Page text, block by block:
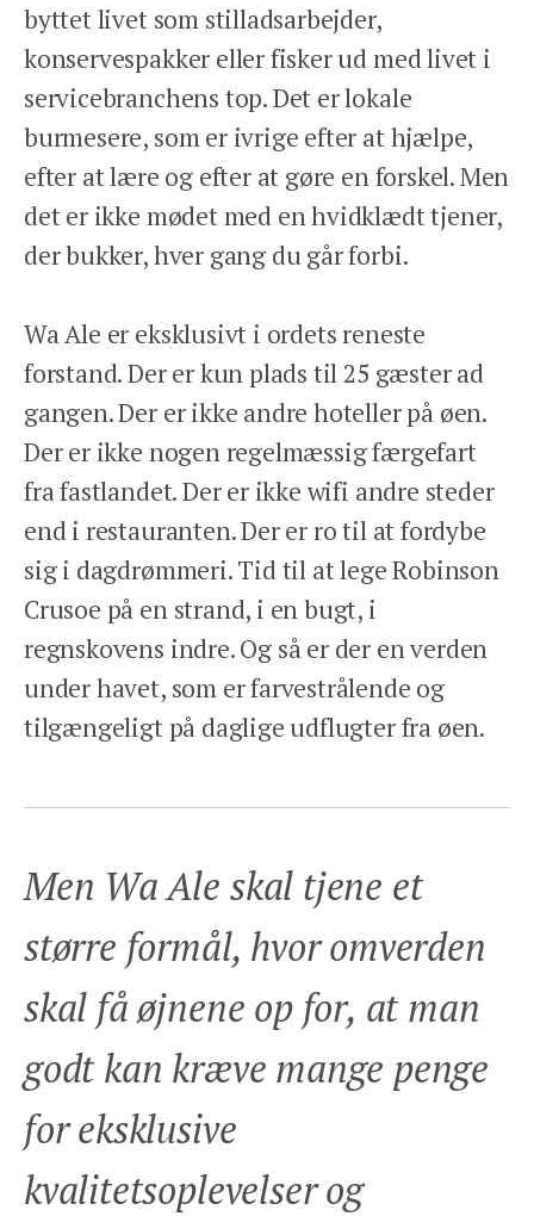
byttet livet som stilladsarbejder,
konservespakker eller fisker ud med livet i
servicebranchens top. Det er lokale
burmesere, som er ivrige efter at hjælpe,
efter at lære og efter at gøre en forskel. Men
det er ikke mødet med en hvidklædt tjener,
der bukker, hver gang du går forbi.
Wa Ale er eksklusivt i ordets reneste
forstand. Der er kun plads til 25 gæster ad
gangen. Der er ikke andre hoteller på øen.
Der er ikke nogen regelmæssig færgefart
fra fastlandet. Der er ikke wifi andre steder
end i restauranten. Der er ro til at fordybe
sig i dagdrømmeri. Tid til at lege Robinson
Crusoe på en strand, i en bugt, i
regnskovens indre. Og så er der en verden
under havet, som er farvestrålende og
tilgængeligt på daglige udflugter fra øen.
Men Wa Ale skal tjene et
større formål, hvor omverden
skal få øjnene op for, at man
godt kan kræve mange penge
for eksklusive
kvalitetsoplevelser og